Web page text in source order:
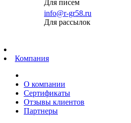
Для писем
info@r-gr58.ru
Для рассылок
Компания
О компании
Сертификаты
Отзывы клиентов
Партнеры